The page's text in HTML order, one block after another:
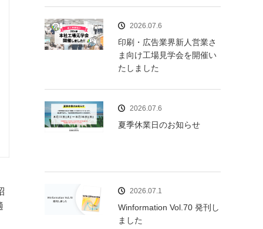
2026.07.6
印刷・広告業界新人営業さ
ま向け工場見学会を開催い
たしました
2026.07.6
夏季休業日のお知らせ
2026.07.1
Winformation Vol.70 発刊し
ました